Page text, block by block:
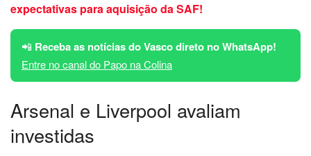
expectativas para aquisição da SAF!
📲 Receba as notícias do Vasco direto no WhatsApp!
Entre no canal do Papo na Colina
Arsenal e Liverpool avaliam
investidas